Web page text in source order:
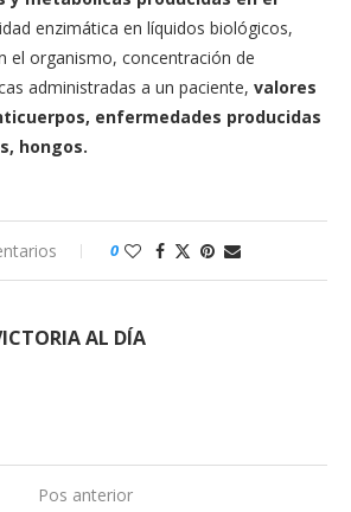
enzimática en líquidos biológicos,
el organismo, concentración de
administradas a un paciente, valores
enfermedades producidas
hongos.
0
AL DÍA
Pos anterior